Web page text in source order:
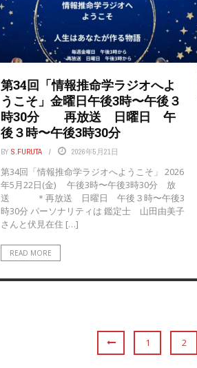
第34回「情報推命学ラジオへよ
うこそ」金曜日午後3時〜午後３
時30分 再放送 日曜日 午
後３時〜午後3時30分
BY S.FURUTA 2026年5月21日
第34回「情報推命学ラジオへようこそ」 2026
年5月22日(金) 午後3時〜午後3時30分 放
送 ＊再放送 日曜日 午後３時〜午後3
時30分 パーソナリティは 鑑定士 山田由美子
さんと伏見在住 […]
READ MORE
1 2